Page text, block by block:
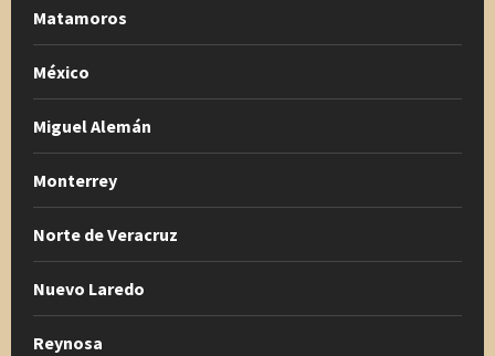
Matamoros
México
Miguel Alemán
Monterrey
Norte de Veracruz
Nuevo Laredo
Reynosa